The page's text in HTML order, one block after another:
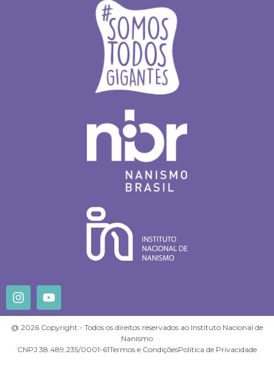
@ 2026 Copyright - Todos os direitos reservados ao Instituto Nacional de
Nanismo
CNPJ 38.489.235/0001-61Termos e CondiçõesPolítica de Privacidade